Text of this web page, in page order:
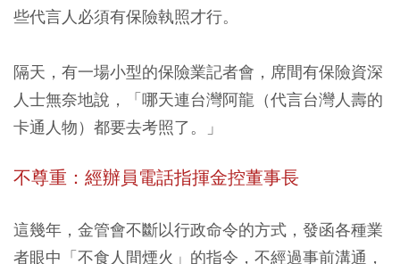
些代言人必須有保險執照才行。
隔天，有一場小型的保險業記者會，席間有保險資深
人士無奈地說，「哪天連台灣阿龍（代言台灣人壽的
卡通人物）都要去考照了。」
不尊重：經辦員電話指揮金控董事長
這幾年，金管會不斷以行政命令的方式，發函各種業
者眼中「不食人間煙火」的指令，不經過事前溝通，